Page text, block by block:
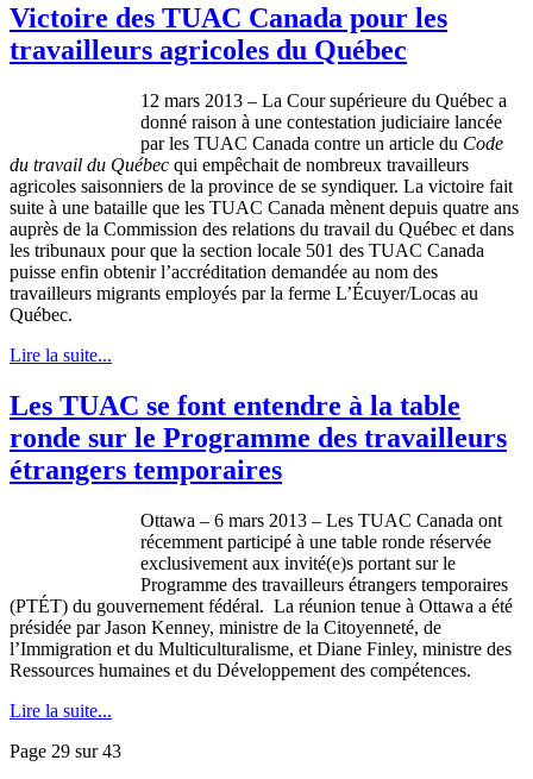
Victoire des TUAC Canada pour les
travailleurs agricoles du Québec
12 mars 2013 – La Cour supérieure du Québec a
donné raison à une contestation judiciaire lancée
par les TUAC Canada contre un article du Code
du travail du Québec qui empêchait de nombreux travailleurs
agricoles saisonniers de la province de se syndiquer. La victoire fait
suite à une bataille que les TUAC Canada mènent depuis quatre ans
auprès de la Commission des relations du travail du Québec et dans
les tribunaux pourque la section locale 501 des TUAC Canada
puisse enfin obtenir l’accréditation demandée au nom des
travailleurs migrants employés par la ferme L’Écuyer/Locas au
Québec.
Lire la suite...
Les TUAC se font entendre à la table
ronde sur le Programme des travailleurs
étrangers temporaires
Ottawa – 6 mars 2013 – Les TUAC Canada ont
récemment participé à une table ronde réservée
exclusivement aux invité(e)s portant surle
Programme des travailleurs étrangers temporaires
(PTÉT) du gouvernement fédéral. La réunion tenue à Ottawa a été
présidée par Jason Kenney, ministre de la Citoyenneté, de
l’Immigration et du Multiculturalisme, et Diane Finley, ministre des
Ressources humaines et du Développement des compétences.
Lire la suite...
Page 29 sur 43